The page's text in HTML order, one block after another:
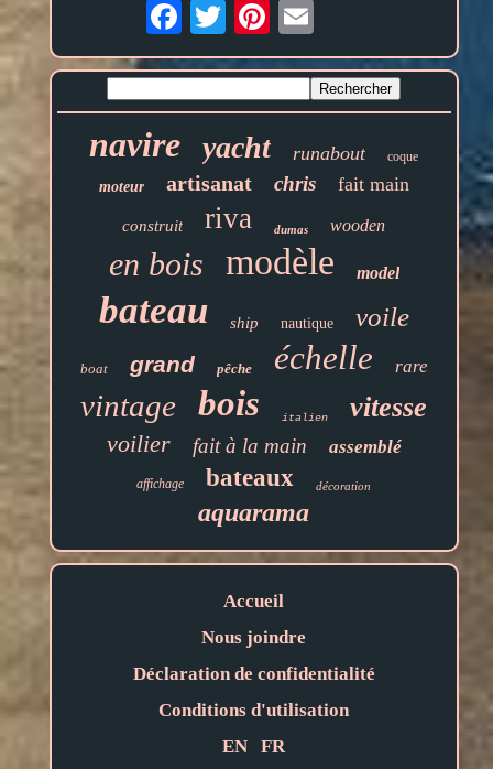
Email
navire yacht runabout coque
moteur artisanat chris fait main
construit riva dumas wooden
en bois modèle model
bateau ship nautique voile
boat grand pêche échelle rare
vintage bois italien vitesse
voilier fait à la main assemblé
affichage bateaux décoration
aquarama
Accueil
Nous joindre
Déclaration de confidentialité
Conditions d'utilisation
EN
FR